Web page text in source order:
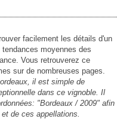
facilement les détails d'un
moyennes des
Vous retrouverez ce
sur de nombreuses pages.
il est simple de
dans ce vignoble. Il
"Bordeaux / 2009" afin
de ces appellations.